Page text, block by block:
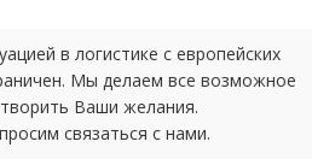
в логистике с европейских
Мы делаем все возможное
Ваши желания.
связаться с нами.